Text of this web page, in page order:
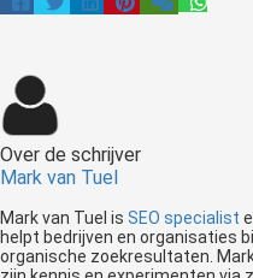
Over de schrijver
Mark van Tuel
Mark van Tuel is SEO specialist
helpt bedrijven en organisaties
organische zoekresultaten.